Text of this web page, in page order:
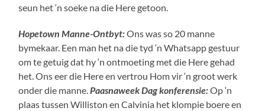
seun het ‘n soeke na die Here getoon.
Hopetown Manne-Ontbyt:Ons was so 20 manne
bymekaar. Een man het na die tyd ‘n Whatsapp gestuur
om te getuig dat hy ‘n ontmoeting met die Here gehad
het. Ons eer die Here en vertrou Hom vir ‘n groot werk
onder die manne.Paasnaweek Dag konferensie:Op ‘n
plaas tussen Williston en Calvinia het klompie boere en